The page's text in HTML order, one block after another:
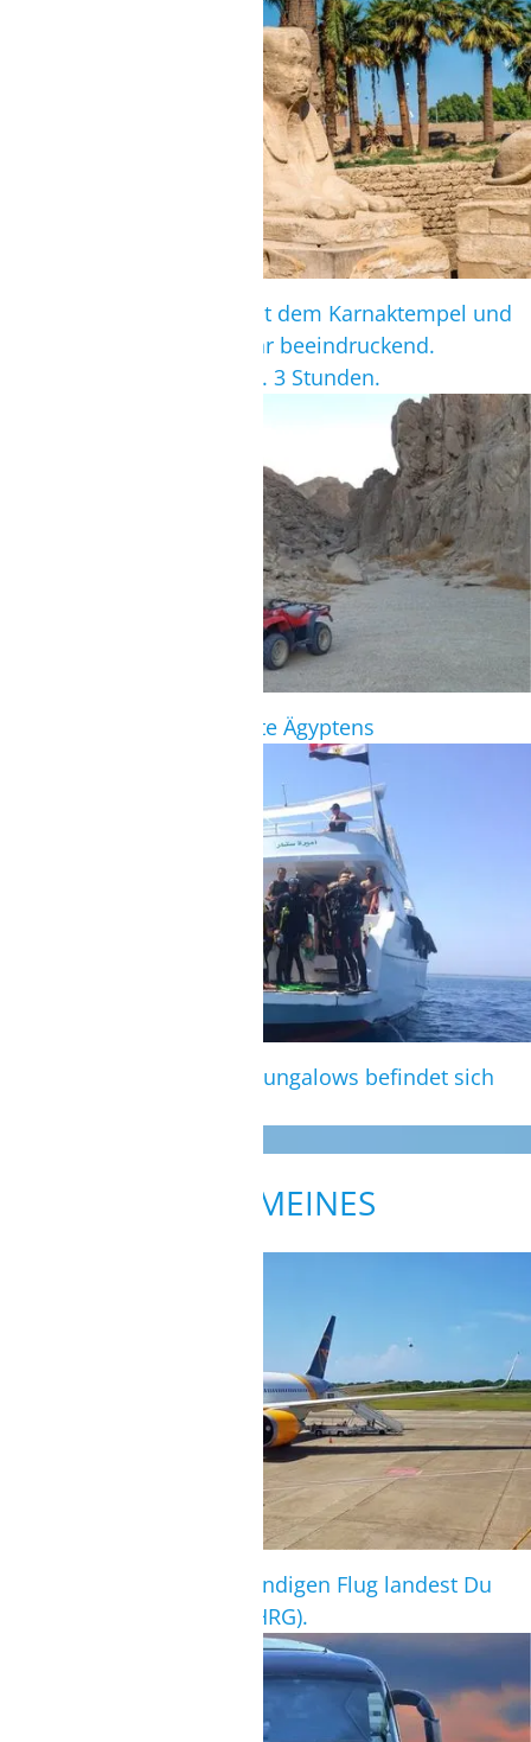
Der Ausflug nach Luxor mit dem Karnaktempel und
dem Tal der Könige ist sehr beeindruckend.
Fahrzeit von Safaga nur ca. 3 Stunden.
Quad-Tour durch die Wüste Ägyptens
Direkt neben den Strand Bungalows befindet sich
ALLGEMEINES
Nach einem knapp vierstündigen Flug landest Du
am Flughafen Hurghada (HRG).